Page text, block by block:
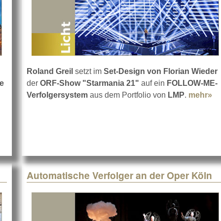
Roland Greil setzt im Set-Design von Florian Wieder
der ORF-Show "Starmania 21" auf ein FOLLOW-ME-
Verfolgersystem aus dem Portfolio von LMP. mehr»
Automatische Verfolger an der Oper Köln